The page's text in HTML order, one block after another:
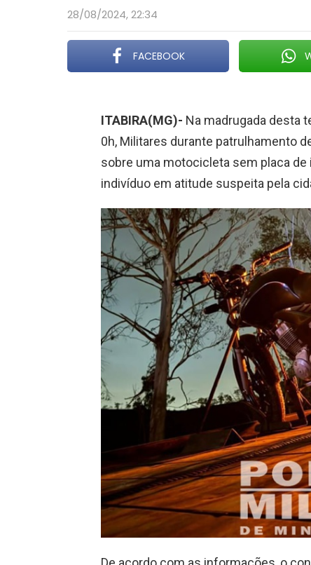
28/08/2024, 22:34
FACEBOOK
ITABIRA(MG)- Na madrugada desta
0h, Militares durante patrulhamento
sobre uma motocicleta sem placa
indivíduo em atitude suspeita pela